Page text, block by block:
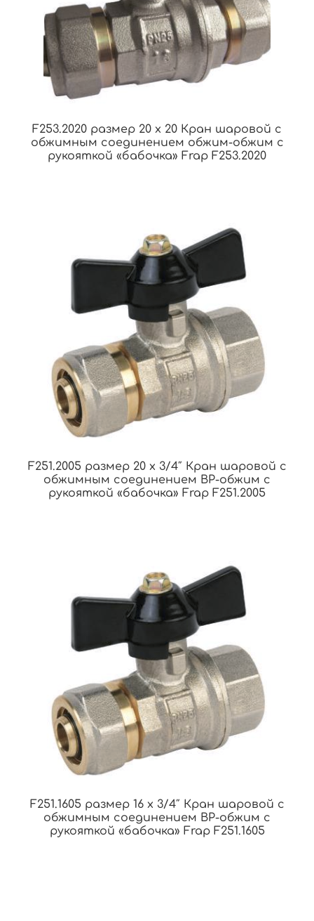
F253.2020 размер 20 x 20 Кран шаровой с
обжимным соединением обжим-обжим с
рукояткой «бабочка» Frap F253.2020
F251.2005 размер 20 x 3/4″ Кран шаровой с
обжимным соединением ВР-обжим с
рукояткой «бабочка» Frap F251.2005
F251.1605 размер 16 x 3/4″ Кран шаровой с
обжимным соединением ВР-обжим с
рукояткой «бабочка» Frap F251.1605